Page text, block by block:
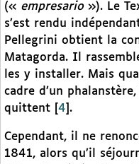
(« empresario»). Le
s’est rendu
Pellegrini obtient la
Matagorda. Il
les y installer. Mais
cadre d’un
quittent
4 .
Cependant, il ne
1841, alors qu’il